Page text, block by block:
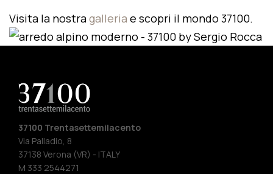
Visita la nostragalleria e scopri il mondo 37100.
37100 Trentasettemilacento
Via Palladio, 8
37138 Verona (VR) - ITALY
M 333 2544271